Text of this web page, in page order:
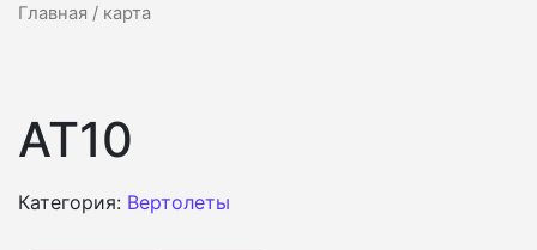
Главная / карта
AT10
Категория: Вертолеты